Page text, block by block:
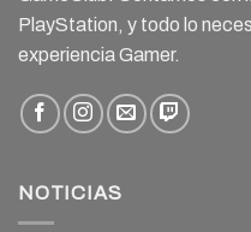
PlayStation, y todo lo
experiencia Gamer.
NOTICIAS